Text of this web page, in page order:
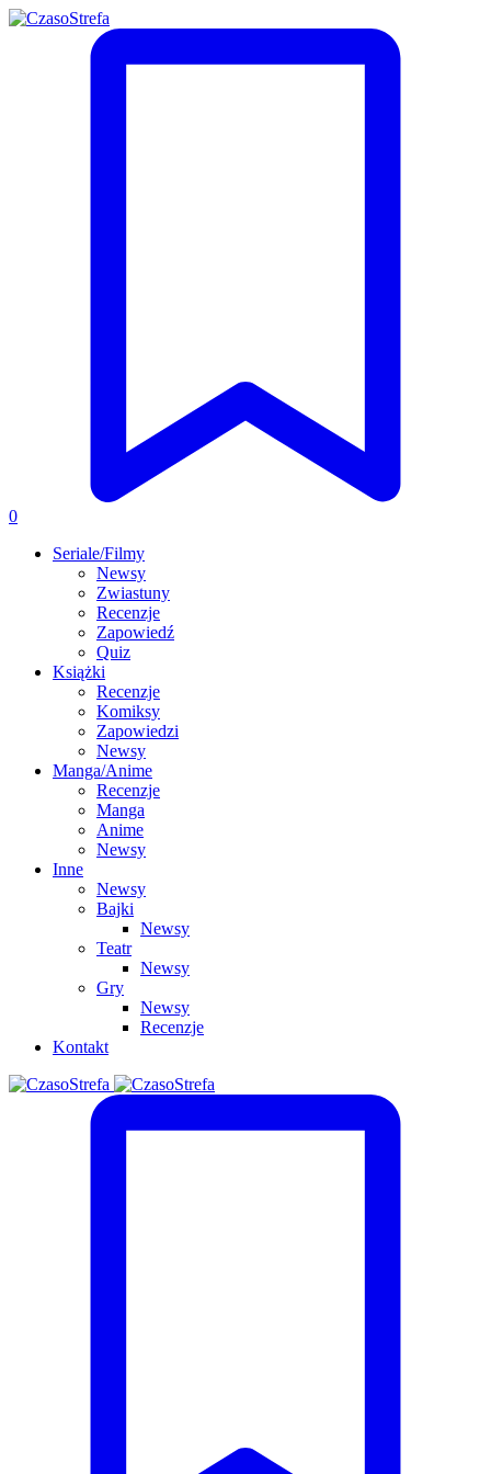
0
Seriale/Filmy
Newsy
Zwiastuny
Recenzje
Zapowiedź
Quiz
Książki
Recenzje
Komiksy
Zapowiedzi
Newsy
Manga/Anime
Recenzje
Manga
Anime
Newsy
Inne
Newsy
Bajki
Newsy
Teatr
Newsy
Gry
Newsy
Recenzje
Kontakt